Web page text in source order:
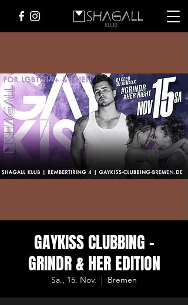
GAYKISS CLUBBING –
GRINDR & HER EDITION
Sa., 15. Nov.
  |
Bremen